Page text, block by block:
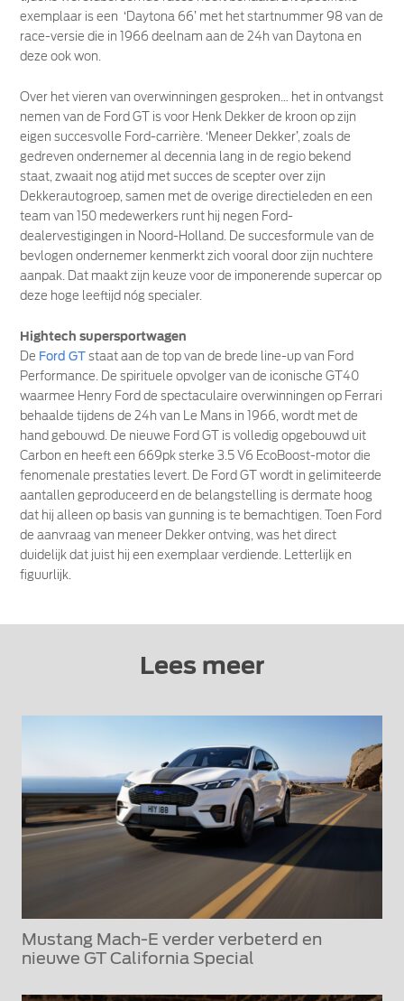
exemplaar is een ‘Daytona 66’ met het startnummer 98 van de
race-versie die in 1966 deelnam aan de 24h van Daytona en
deze ook won.
Over het vieren van overwinningen gesproken… het in ontvangst
nemen van de Ford GT is voor Henk Dekker de kroon op zijn
eigen succesvolle Ford-carrière. ‘Meneer Dekker’, zoals de
gedreven ondernemer al decennia lang in de regio bekend
staat, zwaait nog atijd met succes de scepter over zijn
Dekkerautogroep, samen met de overige directieleden en een
team van 150 medewerkers runt hij negen Ford-
dealervestigingen in Noord-Holland. De succesformule van de
bevlogen ondernemer kenmerkt zich vooral door zijn nuchtere
aanpak. Dat maakt zijn keuze voor de imponerende supercar op
deze hoge leeftijd nóg specialer.
Hightech supersportwagen
De Ford GT staat aan de top van de brede line-up van Ford
Performance. De spirituele opvolger van de iconische GT40
waarmee Henry Ford de spectaculaire overwinningen op Ferrari
behaalde tijdens de 24h van Le Mans in 1966, wordt met de
hand gebouwd. De nieuwe Ford GT is volledig opgebouwd uit
Carbon en heeft een 669pk sterke 3.5 V6 EcoBoost-motor die
fenomenale prestaties levert. De Ford GT wordt in gelimiteerde
aantallen geproduceerd en de belangstelling is dermate hoog
dat hij alleen op basis van gunning is te bemachtigen. Toen Ford
de aanvraag van meneer Dekker ontving, was het direct
duidelijk dat juist hij een exemplaar verdiende. Letterlijk en
figuurlijk.
Lees meer
Mustang Mach-E verder verbeterd en
nieuwe GT California Special